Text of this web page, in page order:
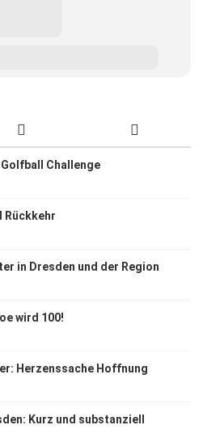
Challenge
Rückkehr
in Dresden und der Region
wird 100!
Herzenssache Hoffnung
Kurz und substanziell